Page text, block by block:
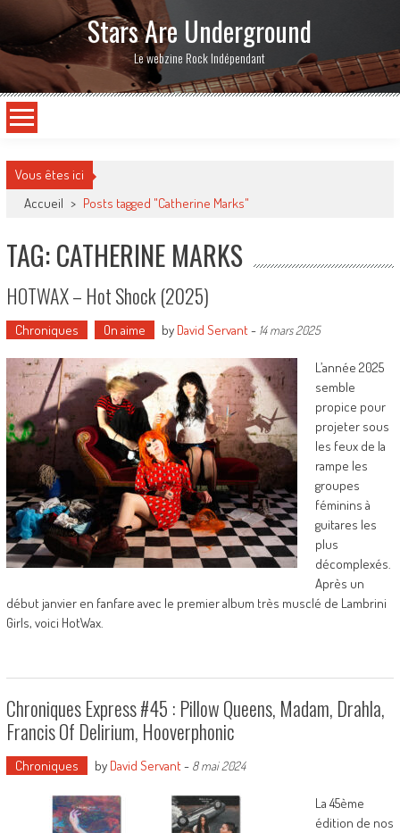
Stars Are Underground
Le webzine Rock Indépendant
Vous êtes ici
Accueil > Posts tagged "Catherine Marks"
TAG: CATHERINE MARKS
HOTWAX – Hot Shock (2025)
Chroniques On aime by David Servant- 14 mars 2025
L’année 2025
semble
propice pour
projeter sous
les feux de la
rampe les
groupes
féminins à
guitares les
plus
décomplexés.
Après un
début janvier en fanfare avec le premier album très musclé de Lambrini
Girls, voici HotWax.
Chroniques Express #45 : Pillow Queens, Madam, Drahla,
Francis Of Delirium, Hooverphonic
Chroniques by David Servant- 8 mai 2024
La 45ème
édition de nos